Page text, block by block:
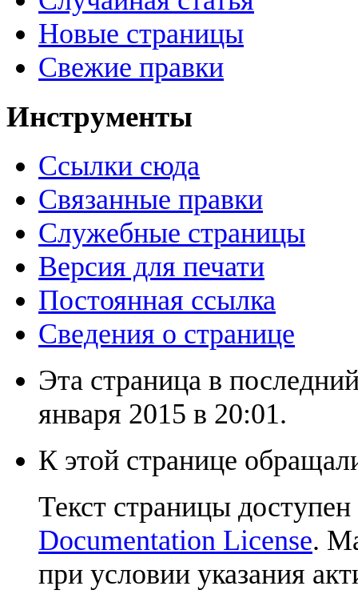
Новые страницы
Свежие правки
Инструменты
Ссылки сюда
Связанные правки
Служебные страницы
Версия для печати
Постоянная ссылка
Сведения о странице
Эта страница в
января 2015 в 20:01.
К этой странице
Текст страницы
Documentation License.
при условии указания